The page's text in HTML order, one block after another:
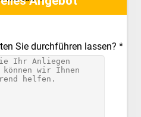
Sie durchführen lassen? *